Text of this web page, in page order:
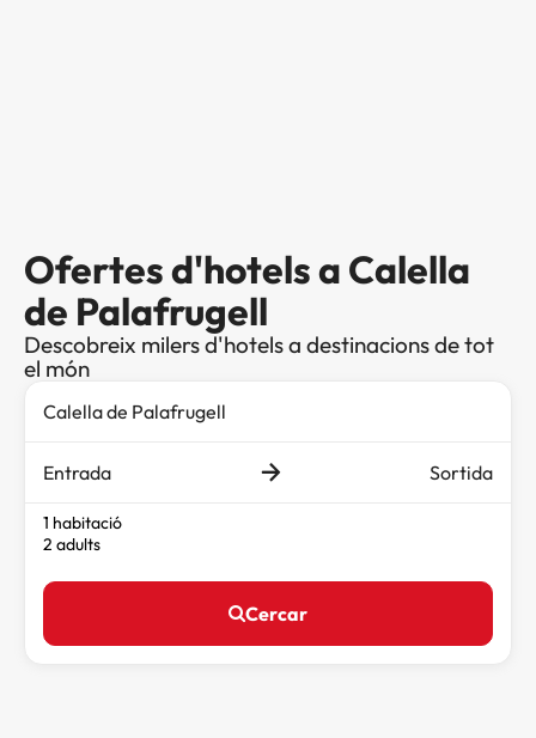
Ofertes d'hotels a Calella
de Palafrugell
Descobreix milers d'hotels a destinacions de tot
el món
Entrada Sortida
1 habitació
2 adults
Cercar